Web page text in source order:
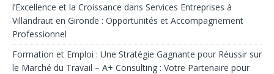
l’Excellence et la Croissance dans Services Entreprises à
Villandraut en Gironde : Opportunités et Accompagnement
Professionnel
Formation et Emploi : Une Stratégie Gagnante pour Réussir sur
le Marché du Travail – A+ Consulting : Votre Partenaire pour